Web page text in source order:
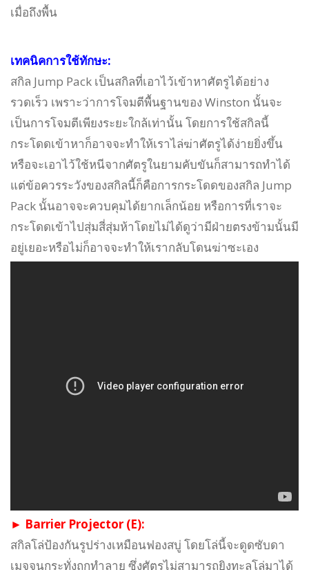
เมื่อถึงพื้น
เทคนิคการใช้ทักษะ:
สกิล Jump Pack เป็นสกิลที่เอาไว้เข้าหาศัตรูได้อย่าง
รวดเร็ว เพราะว่าการโจมตีพื้นฐานของ Winston นั้นจะ
เป็นการโจมตีเพียงระยะใกล้เท่านั้น โดยการใช้สกิลนี้
กระโดดเข้าหาก็อาจจะทำให้เราไล่ฆ่าศัตรูได้ง่ายยิ่งขึ้น
หรือจะเอาไว้ใช้หนีจากศัตรูในยามคับขันก็สามารถทำได้
แต่ข้อควรระวังของสกิลนี้ก็คือการกระโดดของสกิล Jump
Pack นั้นอาจจะควบคุมได้ยากเล็กน้อย หรือการที่เราจะ
กระโดดเข้าไปสุ่มสี่สุ่มห้าโดยไม่ได้ดูว่ามีฝ่ายตรงข้ามนั้นมี
อยู่เยอะหรือไม่ก็อาจจะทำให้เรากลับโดนฆ่าซะเอง
► Barrier Projector (E):
สกิลโล่ป้องกันรูปร่างเหมือนฟองสบู่ โดยโล่นี้จะดูดซับดา
เมจจนกระทั่งถูกทำลาย ซึ่งศัตรูไม่สามารถยิงทะลุโล่มาได้